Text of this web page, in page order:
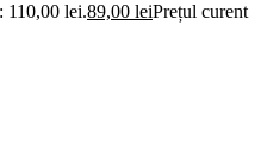
110,00 lei.89,00 leiPrețul curent